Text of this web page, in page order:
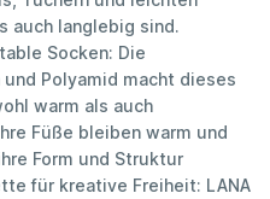
auch langlebig sind.
Socken: Die
Polyamid macht dieses
warm als auch
Füße bleiben warm und
Form und Struktur
für kreative Freiheit: LANA